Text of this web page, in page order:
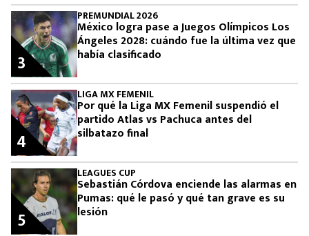
PREMUNDIAL 2026
México logra pase a Juegos Olímpicos Los
Ángeles 2028: cuándo fue la última vez que
había clasificado
3
LIGA MX FEMENIL
Por qué la Liga MX Femenil suspendió el
partido Atlas vs Pachuca antes del
silbatazo final
4
LEAGUES CUP
Sebastián Córdova enciende las alarmas en
Pumas: qué le pasó y qué tan grave es su
lesión
5